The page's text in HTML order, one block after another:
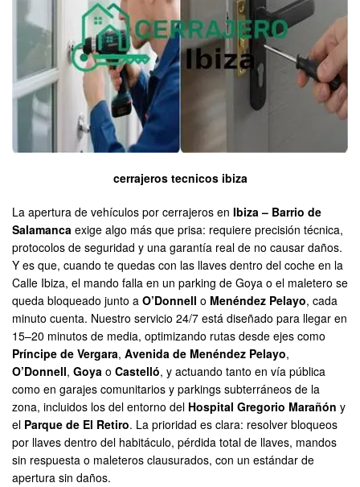
cerrajeros tecnicos ibiza
La apertura de vehículos por cerrajeros en Ibiza – Barrio de
Salamanca exige algo más que prisa: requiere precisión técnica,
protocolos de seguridad y una garantía real de no causar daños.
Y es que, cuando te quedas con las llaves dentro del coche en la
Calle Ibiza, el mando falla en un parking de Goya o el maletero se
queda bloqueado junto a O’Donnell o Menéndez Pelayo, cada
minuto cuenta. Nuestro servicio 24/7 está diseñado para llegar en
15–20 minutos de media, optimizando rutas desde ejes como
Príncipe de Vergara, Avenida de Menéndez Pelayo,
O’Donnell, Goya o Castelló, y actuando tanto en vía pública
como en garajes comunitarios y parkings subterráneos de la
zona, incluidos los del entorno del Hospital Gregorio Marañón y
el Parque de El Retiro. La prioridad es clara: resolver bloqueos
por llaves dentro del habitáculo, pérdida total de llaves, mandos
sin respuesta o maleteros clausurados, con un estándar de
apertura sin daños.